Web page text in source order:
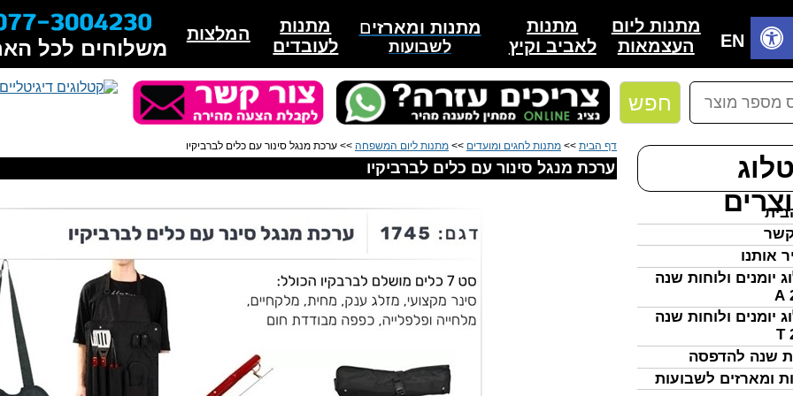
חפש
אותנו
יומנים ולוחות שנה
יומנים ולוחות שנה
שנה להדפסה
ומארזים לשבועות
EN
מתנות
לאביב וקיץ
המלצות
מתנות
לעובדים
מתנות ומארזים
לשבועות
מתנות ליום
העצמאות
משלוחים לכל
דף הבית >> מתנות לחגים ומועדים >> מתנות ליום המשפחה >> ערכת מנגל סינור עם כלים לברביקיו
ערכת מנגל סינור עם כלים לברביקיו